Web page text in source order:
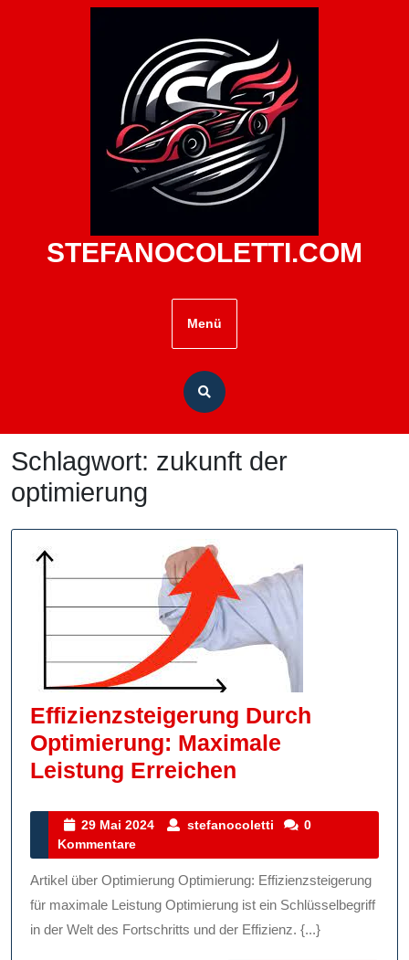
STEFANOCOLETTI.COM
Menü
Schlagwort: zukunft der
optimierung
Effizienzsteigerung Durch
Optimierung: Maximale
Leistung Erreichen
Optimierung:
Leistung
Erreichen
29 Mai 2024
29
2024
stefanocoletti stefanocoletti
0
Kommentare
Artikel über Optimierung Optimierung: Effizienzsteigerung
für maximale Leistung Optimierung ist ein Schlüsselbegriff
in der Welt des Fortschritts und der Effizienz. {...}